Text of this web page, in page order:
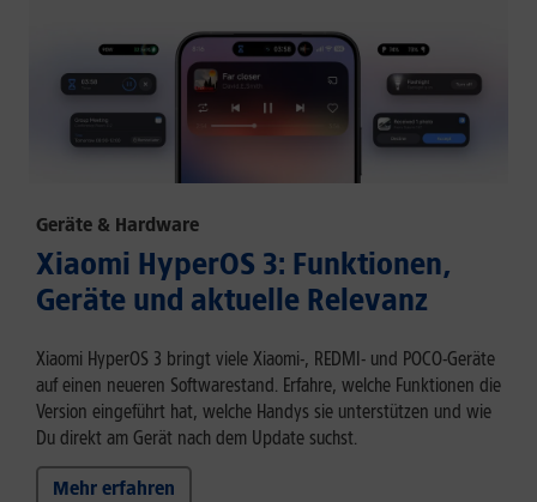
Geräte & Hardware
Xiaomi HyperOS 3: Funktionen,
Geräte und aktuelle Relevanz
Xiaomi HyperOS 3 bringt viele Xiaomi-, REDMI- und POCO-Geräte
auf einen neueren Softwarestand. Erfahre, welche Funktionen die
Version eingeführt hat, welche Handys sie unterstützen und wie
Du direkt am Gerät nach dem Update suchst.
Mehr erfahren